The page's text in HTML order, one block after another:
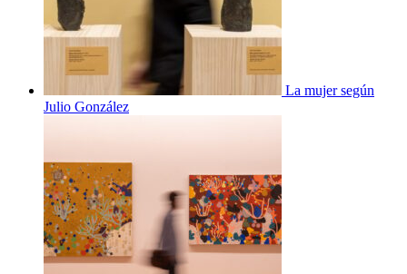
La mujer según
Julio González